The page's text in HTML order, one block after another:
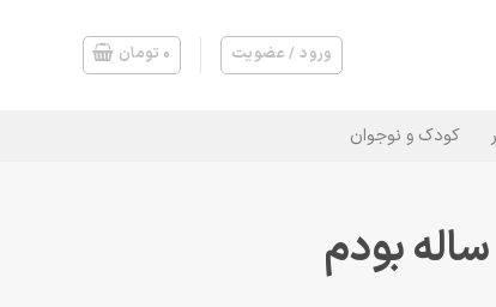
ورود / عضویت ۰ تومان
کودک و نوجوان
بودم